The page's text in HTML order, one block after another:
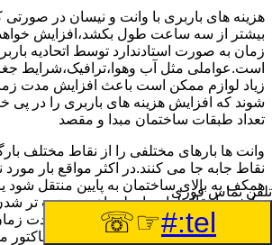
هزینه های باربری با وانت و نیسان در صورتی
بیشتر از سه ساعت طول بکشد،افزایش
زمان به صورت استادندارد توسط اتحادیه
است.عواملی مثل آب وهوا،ترافیک،شرایط
زیاد لوازم ممکن است باعث افزایش مدت
شوند که افزایش هزینه های باربری را در پی
تعداد طبقات ساختمان مبدا و مقصد
وانت ها بارهای مختلفی را از نقاط مختلف
نقاط جابه جا می کنند.در اکثر مواقع بار مورد
همکف به بالای ساختمان به پایین منتقل شود
جا شود.انتقال لوازم از پله باعث سخت تر
خستگی بیشتر کارگران خواهد شد و مدت زمان
افزایش می دهد.بنابراین به عنوان یک فاکتور
تلفن تماس فوری
tel:#
☞☏